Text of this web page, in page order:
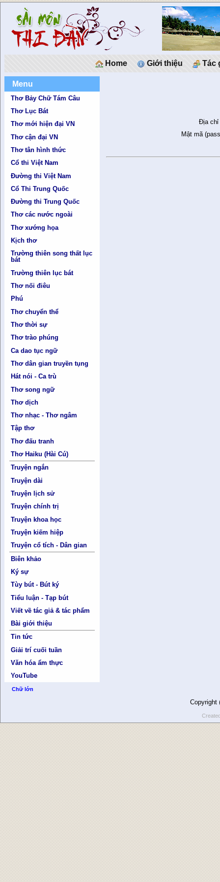
Home Giới thiệu Tác
Menu
Thơ Bảy Chữ Tám Câu
Thơ Lục Bát
Thơ mới hiện đại VN
Thơ cận đại VN
Thơ tân hình thức
Cổ thi Việt Nam
Đường thi Việt Nam
Cổ Thi Trung Quốc
Đường thi Trung Quốc
Thơ các nước ngoài
Thơ xướng họa
Kịch thơ
Trường thiên song thất lục
bát
Trường thiên lục bát
Thơ nối điêu
Phú
Thơ chuyển thể
Thơ thời sự
Thơ trào phúng
Ca dao tục ngữ
Thơ dân gian truyền tụng
Hát nói - Ca trù
Thơ song ngữ
Thơ dịch
Thơ nhạc - Thơ ngâm
Tập thơ
Thơ đấu tranh
Thơ Haiku (Hài Cú)
Truyện ngắn
Truyện dài
Truyện lịch sử
Truyện chính trị
Truyện khoa học
Truyện kiếm hiệp
Truyện cổ tích - Dân gian
Biên khảo
Ký sự
Tùy bút - Bút ký
Tiểu luận - Tạp bút
Viết về tác giả & tác phẩm
Bài giới thiệu
Tin tức
Giải trí cuối tuần
Văn hóa ẩm thực
YouTube
Chữ lớn
Địa chỉ
Mật mã
Copyright